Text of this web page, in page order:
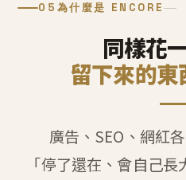
05 為什麼是 ENCORE
同樣花
留下來的東
廣告、SEO、網紅
「停了還在、會自己